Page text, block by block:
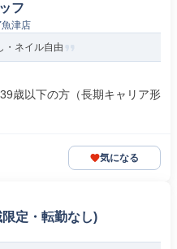
フ
津店
・ネイル自由
歳以下の方（長期キャリア形
気になる
定・転勤なし)